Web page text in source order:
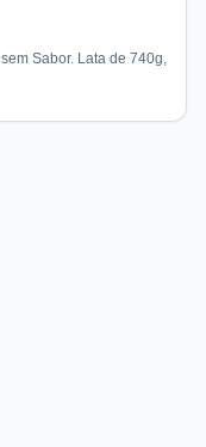
Sabor. Lata de 740g,